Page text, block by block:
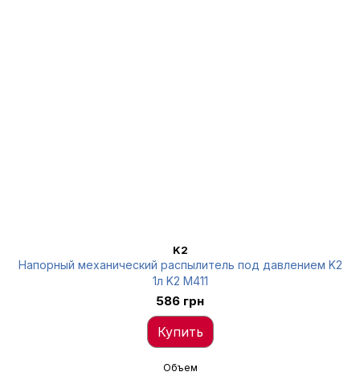
K2
Напорный механический распылитель под давлением K2
1л K2 M411
586 грн
Купить
Объем